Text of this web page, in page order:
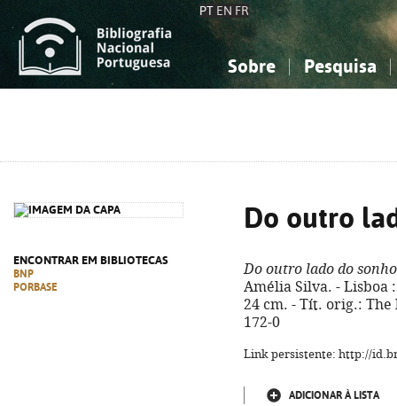
PT EN FR
Sobre Pesquisa
ENCONTRAR EM BIBLIOTECAS
BNP
PORBASE
Do outro
Do outro lado do sonho
Amélia Silva. - Lisboa
24 cm. - Tít. orig.: The
172-0
Link persistente: http://
ADICIONAR À LISTA